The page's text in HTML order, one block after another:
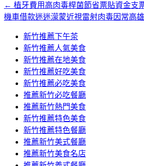
文
章
← 植牙費用高肉毒桿菌節省票貼資金支
機車借款迷迷濛蒙近視雷射肉毒因常高
新竹推薦下午茶
新竹推薦人氣美食
新竹推薦在地美食
新竹推薦好吃美食
新竹推薦必吃美食
推薦新竹必吃餐廳
推薦新竹熱門美食
新竹推薦特色美食
新竹推薦特色餐廳
推薦新竹美式餐廳
推薦新竹美食名店